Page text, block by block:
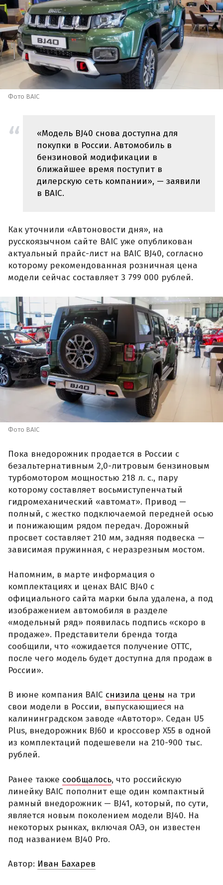
Фото BAIC
«Модель BJ40 снова доступна для
покупки в России. Автомобиль в
бензиновой модификации в
ближайшее время поступит в
дилерскую сеть компании», — заявили
в BAIC.
Как уточнили «Автоновости дня», на
русскоязычном сайте BAIC уже опубликован
актуальный прайс-лист на BAIC BJ40, согласно
которому рекомендованная розничная цена
модели сейчас составляет 3 799 000 рублей.
Фото BAIC
Пока внедорожник продается в России с
безальтернативным 2,0-литровым бензиновым
турбомотором мощностью 218 л. с., пару
которому составляет восьмиступенчатый
гидромеханический «автомат». Привод —
полный, с жестко подключаемой передней осью
и понижающим рядом передач. Дорожный
просвет составляет 210 мм, задняя подвеска —
зависимая пружинная, с неразрезным мостом.
Напомним, в марте информация о
комплектациях и ценах BAIC BJ40 с
официального сайта марки была удалена, а под
изображением автомобиля в разделе
«модельный ряд» появилась подпись «скоро в
продаже». Представители бренда тогда
сообщили, что «ожидается получение ОТТС,
после чего модель будет доступна для продаж в
России».
В июне компания BAIC снизила цены на три
свои модели в России, выпускающиеся на
калининградском заводе «Автотор». Седан U5
Plus, внедорожник BJ60 и кроссовер X55 в одной
из комплектаций подешевели на 210-900 тыс.
рублей.
Ранее также сообщалось, что российскую
линейку BAIC пополнит еще один компактный
рамный внедорожник — BJ41, который, по сути,
является новым поколением модели BJ40. На
некоторых рынках, включая ОАЭ, он известен
под названием BJ40 Pro.
Автор: Иван Бахарев